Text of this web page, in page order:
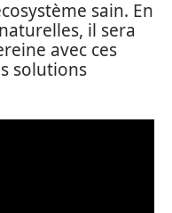
sain. En
il sera
avec ces
solutions